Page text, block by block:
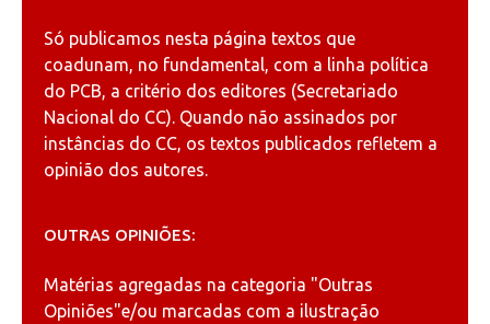
Só publicamos nesta página textos que
coadunam, no fundamental, com a linha política
do PCB, a critério dos editores (Secretariado
Nacional do CC). Quando não assinados por
instâncias do CC, os textos publicados refletem a
opinião dos autores.
OUTRAS OPINIÕES:
Matérias agregadas na categoria "Outras
Opiniões"e/ou marcadas com a ilustração